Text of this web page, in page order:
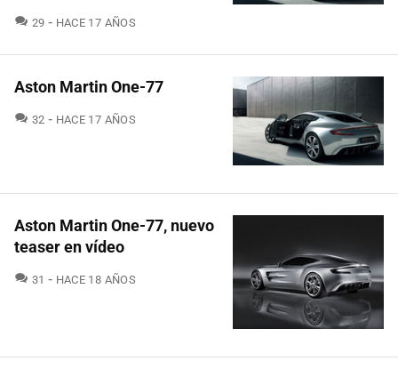
29 COMENTARIOS
HACE 17 AÑOS
Aston Martin One-77
32 COMENTARIOS
HACE 17 AÑOS
Aston Martin One-77, nuevo
teaser en vídeo
31 COMENTARIOS
HACE 18 AÑOS